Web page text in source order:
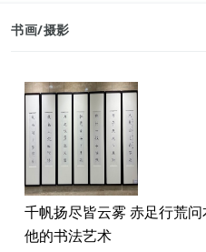
书画/摄影
千帆扬尽皆云雾 赤足行荒
他的书法艺术